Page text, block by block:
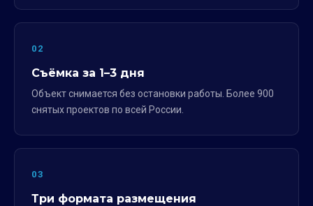
02
Съёмка за 1–3 дня
Объект снимается без остановки работы. Более 900
снятых проектов по всей России.
03
Три формата размещения